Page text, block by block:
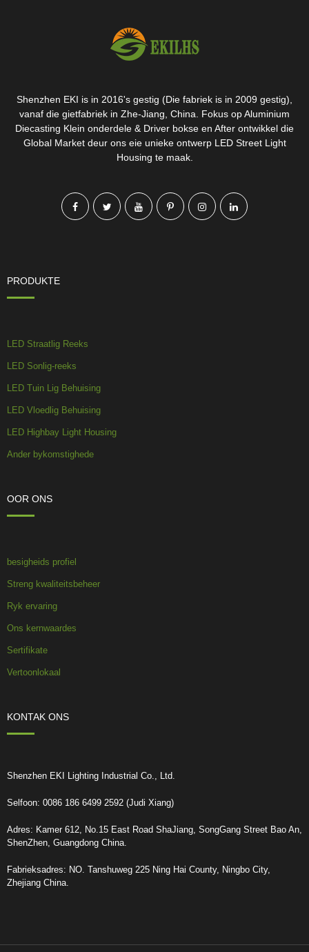
Shenzhen EKI is in 2016's gestig (Die fabriek is in 2009 gestig),
vanaf die gietfabriek in Zhe-Jiang, China. Fokus op Aluminium
Diecasting Klein onderdele & Driver bokse en After ontwikkel die
Global Market deur ons eie unieke ontwerp LED Street Light
Housing te maak.
PRODUKTE
LED Straatlig Reeks
LED Sonlig-reeks
LED Tuin Lig Behuising
LED Vloedlig Behuising
LED Highbay Light Housing
Ander bykomstighede
OOR ONS
besigheids profiel
Streng kwaliteitsbeheer
Ryk ervaring
Ons kernwaardes
Sertifikate
Vertoonlokaal
KONTAK ONS
Shenzhen EKI Lighting Industrial Co., Ltd.
Selfoon: 0086 186 6499 2592 (Judi Xiang)
Adres: Kamer 612, No.15 East Road ShaJiang, SongGang Street Bao An,
ShenZhen, Guangdong China.
Fabrieksadres: NO. Tanshuweg 225 Ning Hai County, Ningbo City,
Zhejiang China.